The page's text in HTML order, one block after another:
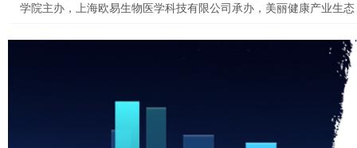
学院主办，上海欧易生物医学科技有限公司承办，美丽健康产业生
学技术在皮肤科学、精准护肤、医美新材料、皮肤疾病免疫调控等